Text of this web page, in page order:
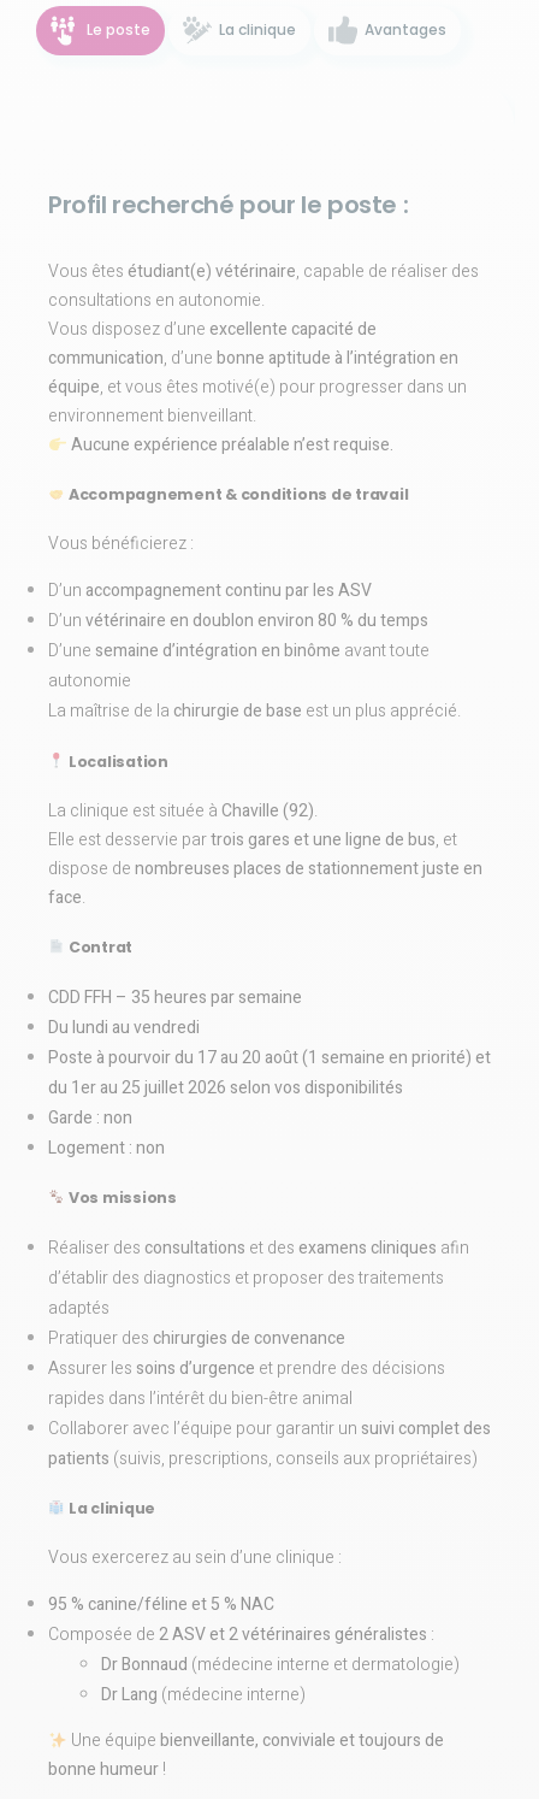
Le poste La clinique Avantages
Profil recherché pour le poste :
Vous êtes étudiant(e) vétérinaire, capable de réaliser des
consultations en autonomie.
Vous disposez d’une excellente capacité de
communication, d’unebonne aptitude à l’intégration en
équipe, et vous êtes motivé(e) pour progresser dans un
environnement bienveillant.
Aucune expérience préalable n’est requise.
Accompagnement & conditions de travail
Vous bénéficierez :
D’un accompagnement continu par les ASV
D’unvétérinaire en doublon environ 80 % du temps
D’une semaine d’intégration en binôme avant toute
autonomie
La maîtrise de la chirurgie de base est un plus apprécié.
Localisation
La clinique est située àChaville (92).
Elle est desservie partrois gares et une ligne de bus, et
dispose denombreuses places de stationnement juste en
face.
Contrat
CDD FFH – 35 heures par semaine
Du lundi au vendredi
Poste à pourvoir du 17 au 20 août (1 semaine en priorité) et
du 1er au 25 juillet 2026 selon vos disponibilités
Garde : non
Logement : non
Vos missions
Réaliser des consultations et des examens cliniques afin
d’établir des diagnostics et proposer des traitements
adaptés
Pratiquer des chirurgies de convenance
Assurer les soins d’urgence et prendre des décisions
rapides dans l’intérêt du bien-être animal
Collaborer avec l’équipe pour garantir un suivi complet des
patients (suivis, prescriptions, conseils aux propriétaires)
La clinique
Vous exercerez au sein d’une clinique :
95 % canine/féline et 5 % NAC
Composée de2 ASV et 2 vétérinaires généralistes :
Dr Bonnaud (médecine interne et dermatologie)
Dr Lang (médecine interne)
Une équipebienveillante, conviviale et toujours de
bonne humeur!